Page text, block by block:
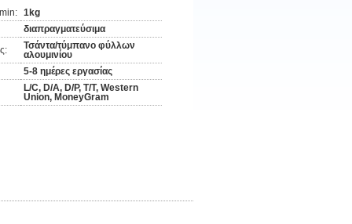
1kg
διαπραγματεύσιμα
Τσάντα/τύμπανο φύλλων
αλουμινίου
5-8 ημέρες εργασίας
L/C, D/A, D/P, T/T, Western
Union, MoneyGram